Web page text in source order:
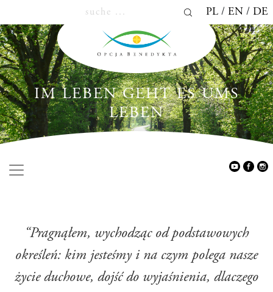
PL EN DE
IM LEBEN GEHT ES UMS
LEBEN
“Pragnąłem, wychodząc od podstawowych
określeń: kim jesteśmy i na czym polega nasze
życie duchowe, dojść do wyjaśnienia, dlaczego